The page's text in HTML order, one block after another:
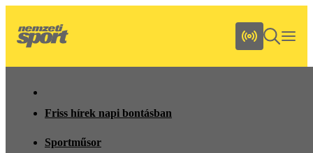
Friss hírek napi bontásban
Sportműsor